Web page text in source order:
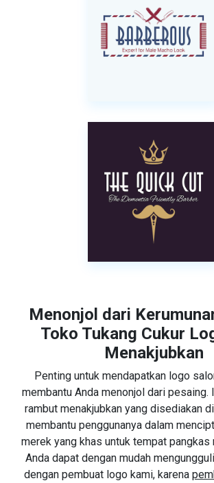
Menonjol dari
Toko Tukang Cukur
Menakjubkan
Penting untuk mendapatkan logo
membantu Anda menonjol dari pesaing.
rambut menakjubkan yang disediakan
membantu penggunanya dalam
merek yang khas untuk tempat pangkas
Anda dapat dengan mudah
dengan pembuat logo kami, karena